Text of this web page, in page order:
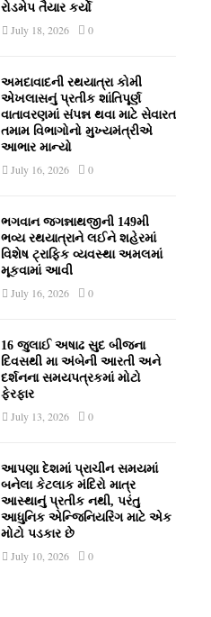
રોડમેપ તૈયાર કર્યો
July 18, 2026 0
અમદાવાદની રથયાત્રા કોમી
એખલાસનું પ્રતીક શાંતિપૂર્ણ
વાતાવરણમાં સંપન્ન થવા માટે સેવારત
તમામ વિભાગોનો મુખ્યમંત્રીએ
આભાર માન્યો
July 16, 2026 0
ભગવાન જગન્નાથજીની 149મી
ભવ્ય રથયાત્રાને લઈને શહેરમાં
વિશેષ ટ્રાફિક વ્યવસ્થા અમલમાં
મૂકવામાં આવી
July 16, 2026 0
16 જુલાઈ અષાઢ સુદ બીજના
દિવસથી મા અંબેની આરતી અને
દર્શનના સમયપત્રકમાં મોટો
ફેરફાર
July 13, 2026 0
આપણા દેશમાં પ્રાચીન સમયમાં
બનેલા કેટલાક મંદિરો માત્ર
આસ્થાનું પ્રતીક નથી, પરંતુ
આધુનિક એન્જિનિયરિંગ માટે એક
મોટો પડકાર છે
July 10, 2026 0